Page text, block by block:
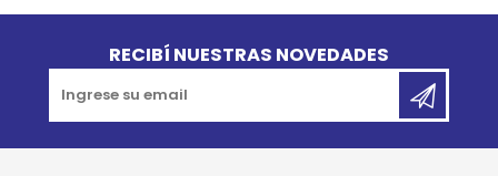
RECIBÍ NUESTRAS NOVEDADES